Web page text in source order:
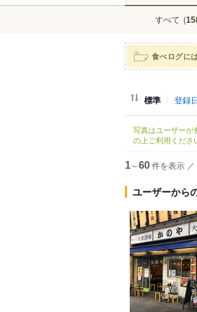
すべて (
食べログに
標準 登録日
写真はユーザーが
の上ご利用くださ
1～60件を表示 ／
ユーザーから